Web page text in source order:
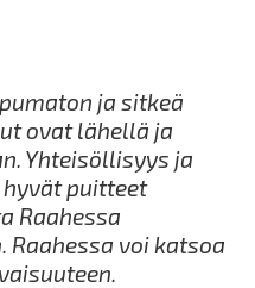
ja sitkeä
ovat lähellä ja
Yhteisöllisyys ja
puitteet
Raahessa
voi katsoa